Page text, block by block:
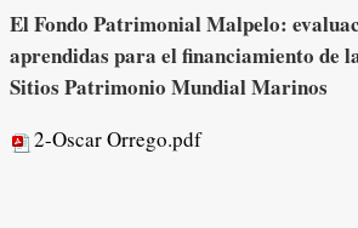
El Fondo Patrimonial Malpelo:
aprendidas para el financiamiento de
Sitios Patrimonio Mundial Marinos
2-Oscar Orrego.pdf